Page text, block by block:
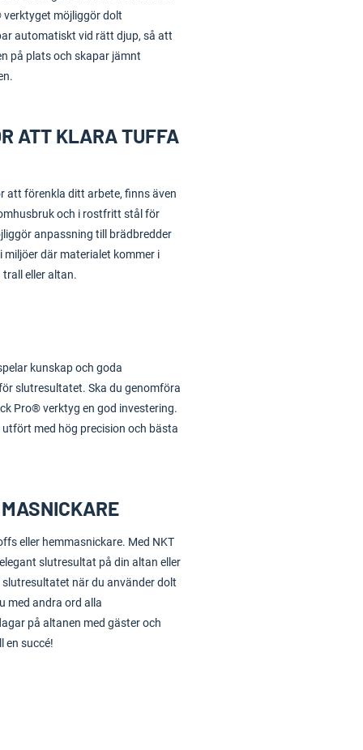
verktyget möjliggör dolt
automatiskt vid rätt djup, så att
på plats och skapar jämnt
ATT KLARA TUFFA
att förenkla ditt arbete, finns även
och i rostfritt stål för
anpassning till brädbredder
miljöer där materialet kommer i
eller altan.
kunskap och goda
slutresultatet. Ska du genomföra
Pro® verktyg en god investering.
med hög precision och bästa
eller hemmasnickare. Med NKT
slutresultat på din altan eller
när du använder dolt
med andra ord alla
på altanen med gäster och
en succé!